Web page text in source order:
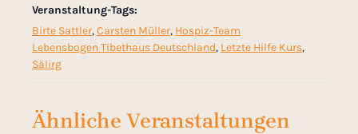
Veranstaltung-Tags:
Birte Sattler,Carsten Müller, Hospiz-Team
Lebensbogen Tibethaus Deutschland, Letzte Hilfe Kurs,
Sälirg
Ähnliche Veranstaltungen